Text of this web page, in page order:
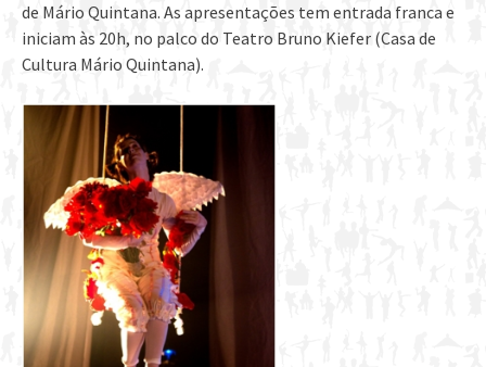
de Mário Quintana. As apresentações tem entrada franca e
iniciam às 20h, no palco do Teatro Bruno Kiefer (Casa de
Cultura Mário Quintana).